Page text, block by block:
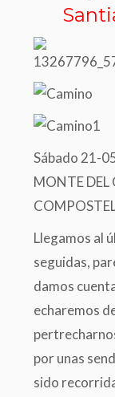
Sábado 21-
MONTE DEL
Llegamos al
seguidas,
damos
echaremos
por unas
sido